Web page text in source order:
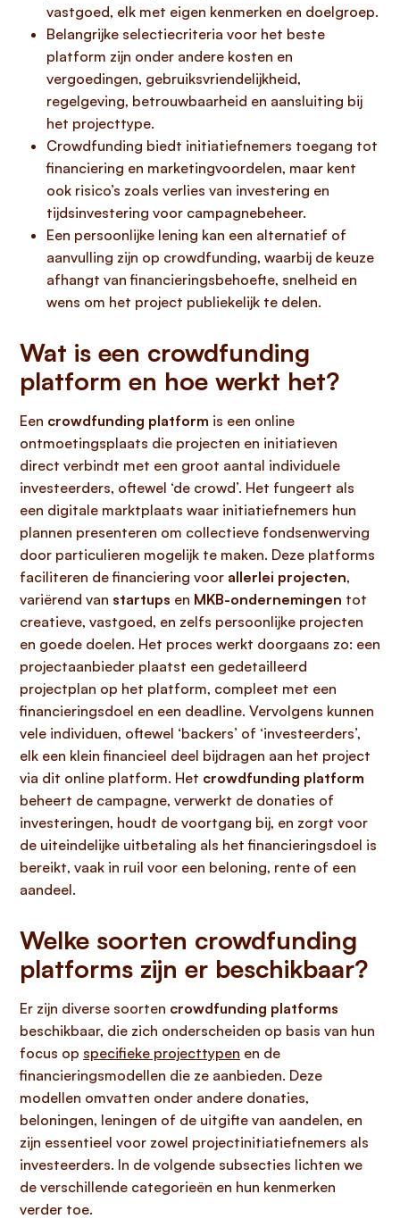
vastgoed, elk met eigen kenmerken en doelgroep.
Belangrijke selectiecriteria voor het beste
platform zijn onder andere kosten en
vergoedingen, gebruiksvriendelijkheid,
regelgeving, betrouwbaarheid en aansluiting bij
het projecttype.
Crowdfunding biedt initiatiefnemers toegang tot
financiering en marketingvoordelen, maar kent
ook risico’s zoals verlies van investering en
tijdsinvestering voor campagnebeheer.
Een persoonlijke lening kan een alternatief of
aanvulling zijn op crowdfunding, waarbij de keuze
afhangt van financieringsbehoefte, snelheid en
wens om het project publiekelijk te delen.
Wat is een crowdfunding
platform en hoe werkt het?
Een crowdfunding platform is een online
ontmoetingsplaats die projecten en initiatieven
direct verbindt met een groot aantal individuele
investeerders, oftewel ‘de crowd’. Het fungeert als
een digitale marktplaats waar initiatiefnemers hun
plannen presenteren om collectieve fondsenwerving
door particulieren mogelijk te maken. Deze platforms
faciliteren de financiering voor allerlei projecten,
variërend van startups en MKB-ondernemingen tot
creatieve, vastgoed, en zelfs persoonlijke projecten
en goede doelen. Het proces werkt doorgaans zo: een
projectaanbieder plaatst een gedetailleerd
projectplan op het platform, compleet met een
financieringsdoel en een deadline. Vervolgens kunnen
vele individuen, oftewel ‘backers’ of ‘investeerders’,
elk een klein financieel deel bijdragen aan het project
via dit online platform. Het crowdfunding platform
beheert de campagne, verwerkt de donaties of
investeringen, houdt de voortgang bij, en zorgt voor
de uiteindelijke uitbetaling als het financieringsdoel is
bereikt, vaak in ruil voor een beloning, rente of een
aandeel.
Welke soorten crowdfunding
platforms zijn er beschikbaar?
Er zijn diverse soorten crowdfunding platforms
beschikbaar, die zich onderscheiden op basis van hun
focus op specifieke projecttypen en de
financieringsmodellen die ze aanbieden. Deze
modellen omvatten onder andere donaties,
beloningen, leningen of de uitgifte van aandelen, en
zijn essentieel voor zowel projectinitiatiefnemers als
investeerders. In de volgende subsecties lichten we
de verschillende categorieën en hun kenmerken
verder toe.